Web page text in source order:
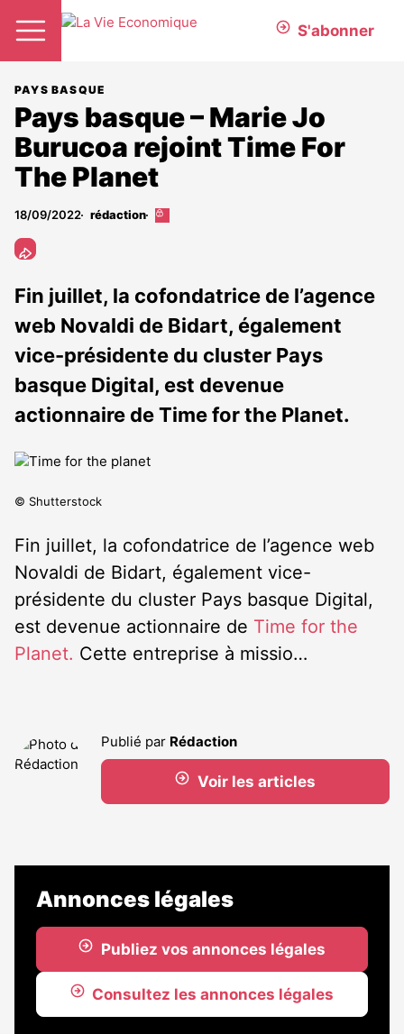
S'abonner
PAYS BASQUE
Pays basque – Marie Jo
Burucoa rejoint Time For
The Planet
18/09/2022 rédaction
Cet
aux
abonnés
Fin juillet, la cofondatrice de l’agence
web Novaldi de Bidart, également
vice-présidente du cluster Pays
basque Digital, est devenue
actionnaire de Time for the Planet.
© Shutterstock
Fin juillet, la cofondatrice de l’agence web
Novaldi de Bidart, également vice-
présidente du cluster Pays basque Digital,
est devenue actionnaire de Time for the
Planet. Cette entreprise à missio…
Publié par Rédaction
Voir les articles
Annonces légales
Publiez vos annonces légales
Consultez les annonces légales